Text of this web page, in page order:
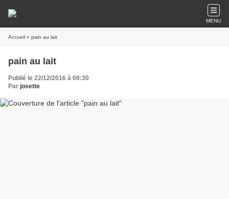
MENU
Accueil » pain au lait
pain au lait
Publié le 22/12/2016 à 08:30
Par josette